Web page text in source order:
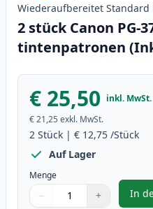
Wiederaufbereitet Standard
2 stück Canon PG-
tintenpatronen
€ 25,50 inkl. MwSt.
€ 21,25 exkl. MwSt.
2 Stück | € 12,75 /Stück
Auf Lager
Menge
Verwenden Sie die
− +
1
In